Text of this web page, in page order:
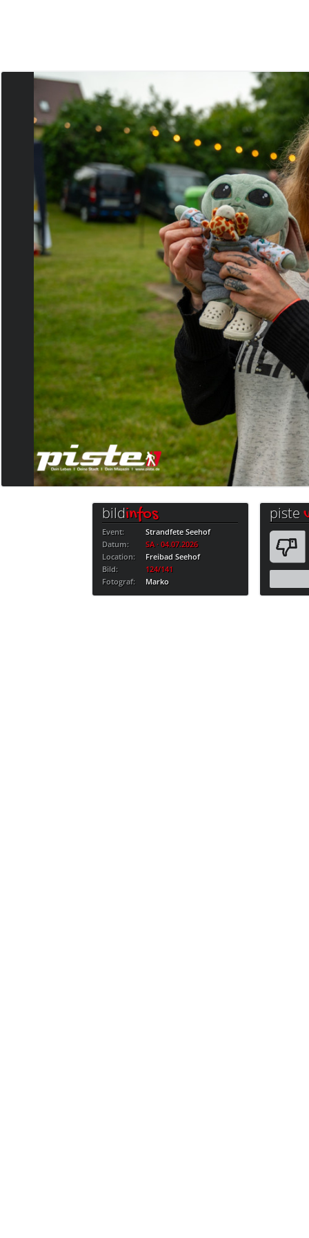
bildinfos
Event:
Strandfete Seehof
Datum:
SA · 04.07.2026
Location:
Freibad Seehof
Bild:
124/141
Fotograf:
Marko
piste